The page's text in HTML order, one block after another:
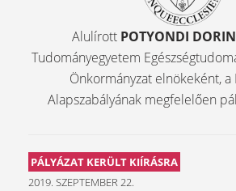
Alulírott POTYONDI
Tudományegyetem
Önkormányzat elnökeként, a
Alapszabályának megfelelően
PÁLYÁZAT KERÜLT KIÍRÁSRA
2019. SZEPTEMBER 22.